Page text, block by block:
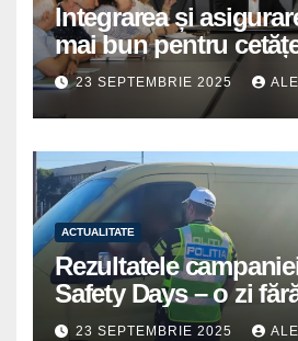
Integrarea și
mai bun pentru
prioritate pentru
publice giurgiuvene
23 SEPTEMBRIE 2025
ACTUALITATE
Rezultatele
Safety Days – o zi
trafic
23 SEPTEMBRIE 2025